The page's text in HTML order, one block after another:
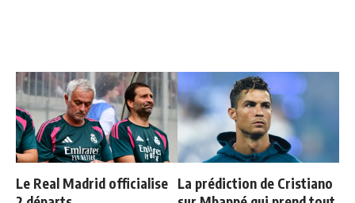
Le Real Madrid officialise La prédiction de Cristiano